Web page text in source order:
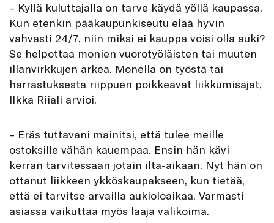
– Kyllä kuluttajalla on tarve käydä yöllä kaupassa.
Kun etenkin pääkaupunkiseutu elää hyvin
vahvasti 24/7, niin miksi ei kauppa voisi olla auki?
Se helpottaa monien vuorotyöläisten tai muuten
illanvirkkujen arkea. Monella on työstä tai
harrastuksesta riippuen poikkeavat liikkumisajat,
Ilkka Riiali arvioi.
– Eräs tuttavani mainitsi, että tulee meille
ostoksille vähän kauempaa. Ensin hän kävi
kerran tarvitessaan jotain ilta-aikaan. Nyt hän on
ottanut liikkeen ykköskaupakseen, kun tietää,
että ei tarvitse arvailla aukioloaikaa. Varmasti
asiassa vaikuttaa myös laaja valikoima.